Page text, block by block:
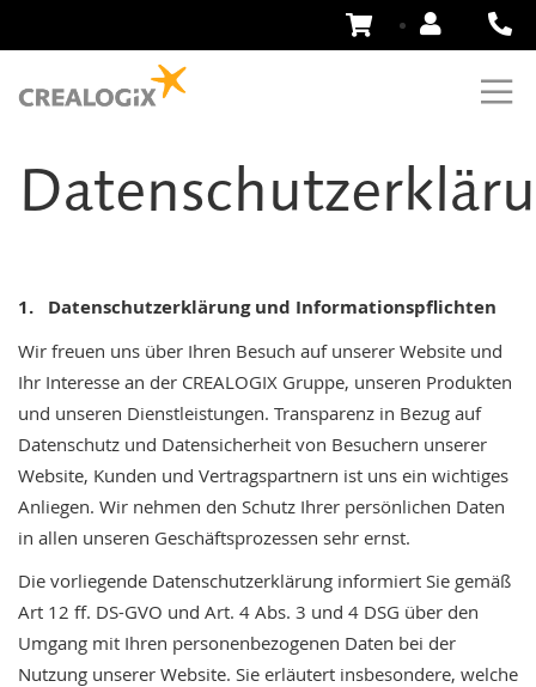
Zum
Inhalt
1. Datenschutzerklärung und Informationspflichten
Wir freuen uns über Ihren Besuch auf unserer Website und
Ihr Interesse an der CREALOGIX Gruppe, unseren Produkten
und unseren Dienstleistungen. Transparenz in Bezug auf
Datenschutz und Datensicherheit von Besuchern unserer
Website, Kunden und Vertragspartnern ist uns ein wichtiges
Anliegen. Wir nehmen den Schutz Ihrer persönlichen Daten
in allen unseren Geschäftsprozessen sehr ernst.
Die vorliegende Datenschutzerklärung informiert Sie gemäß
Art 12 ff. DS-GVO und Art. 4 Abs. 3 und 4 DSG über den
Umgang mit Ihren personenbezogenen Daten bei der
Nutzung unserer Website. Sie erläutert insbesondere, welche